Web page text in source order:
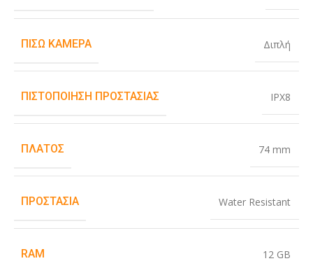
ΠΊΣΩ ΚΆΜΕΡΑ Διπλή
ΠΙΣΤΟΠΟΊΗΣΗ ΠΡΟΣΤΑΣΊΑΣ IPX8
ΠΛΆΤΟΣ 74 mm
ΠΡΟΣΤΑΣΊΑ Water Resistant
RAM 12 GB